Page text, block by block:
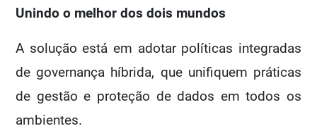
Unindo o melhor dos dois mundos
A solução está em adotar políticas integradas
de governança híbrida, que unifiquem práticas
de gestão e proteção de dados em todos os
ambientes.